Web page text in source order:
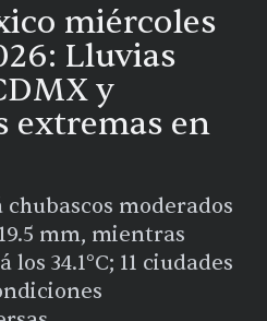
miércoles
Lluvias
y
extremas en
moderados
mm, mientras
34.1°C; 11 ciudades